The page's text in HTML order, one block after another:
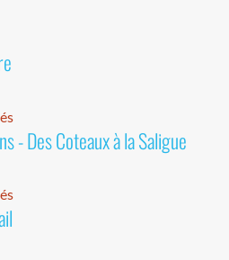
- Des Coteaux à la Saligue